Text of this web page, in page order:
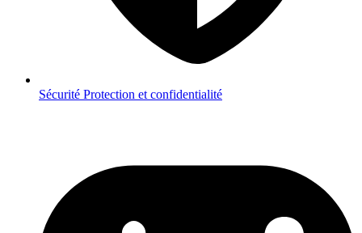
Sécurité Protection et confidentialité